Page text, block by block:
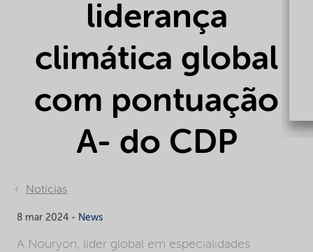
liderança
climática global
com pontuação
A- do CDP
Notícias
8 mar 2024 - News
A Nouryon, líder global em especialidades